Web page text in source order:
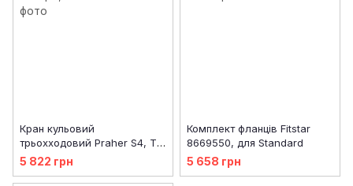
Кран кульовий
трьохходовий Praher S4, T-
порт, d20 мм
5 822 грн
Комплект фланців Fitstar
8669550, для Standard
5 658 грн